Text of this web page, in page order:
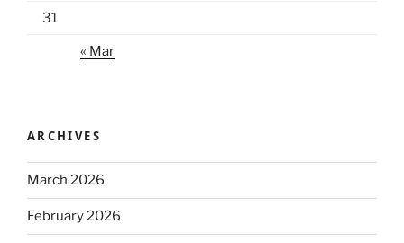
31
« Mar
ARCHIVES
March 2026
February 2026